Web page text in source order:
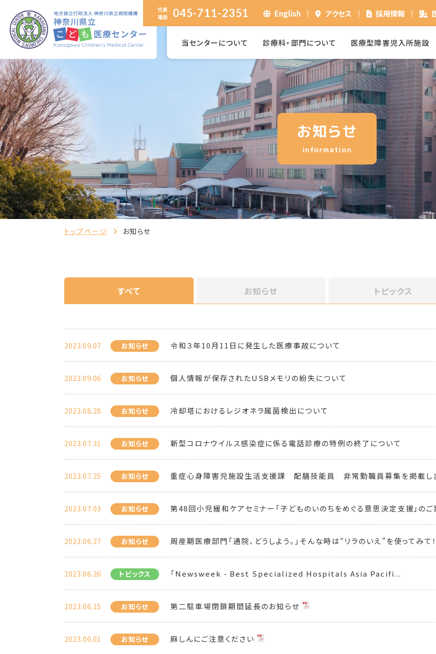
代表
電話
045-711-2351 English アクセス 採用情報
当センターについて 診療科・部門について 医療型障害児入所施設
お知らせ
information
トップページ お知らせ
すべて お知らせ トピックス
2023.09.07 お知らせ 令和３年10月11日に発生した医療事故について
2023.09.06 お知らせ 個人情報が保存されたUSBメモリの紛失について
2023.08.28 お知らせ 冷却塔におけるレジオネラ属菌検出について
2023.07.31 お知らせ 新型コロナウイルス感染症に係る電話診療の特例の終了について
2023.07.25 お知らせ 重症心身障害児施設生活支援課 配膳技能員 非常勤職員募集を掲載し
2023.07.03 お知らせ 第48回小児緩和ケアセミナー「子どものいのちをめぐる意思決定支援」の
2023.06.27 お知らせ 周産期医療部門「通院、どうしよう。」そんな時は“リラのいえ”を使ってみて
2023.06.26 トピックス 「Newsweek - Best Specialized Hospitals Asia Pacifi...
2023.06.15 お知らせ 第二駐車場閉鎖期間延長のお知らせ
2023.06.01 お知らせ 麻しんにご注意ください